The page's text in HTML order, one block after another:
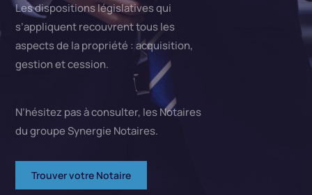
Les dispositions législatives qui
s’appliquent recouvrent tous les
aspects de la propriété : acquisition,
gestion et cession.
N’hésitez pas à consulter, les Notaires
du groupe Synergie Notaires.
Trouver votre Notaire